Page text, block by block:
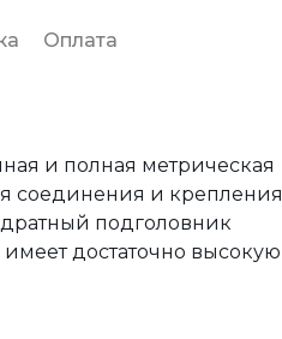
Оплата
и полная метрическая
соединения и крепления
подголовник
достаточно высокую